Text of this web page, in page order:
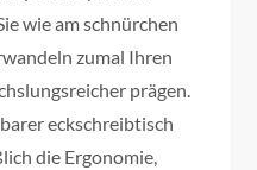
wie am schnürchen
zumal Ihren
prägen.
eckschreibtisch
die Ergonomie,